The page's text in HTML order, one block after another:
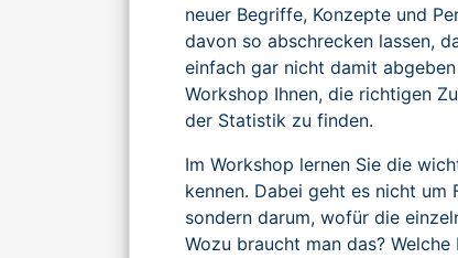
neuer Begriffe, Konzepte und
davon so abschrecken lassen,
einfach gar nicht damit
Workshop Ihnen, die richtigen
der Statistik zu finden.
Im Workshop lernen Sie die
kennen. Dabei geht es nicht um
sondern darum, wofür die
Wozu braucht man das?